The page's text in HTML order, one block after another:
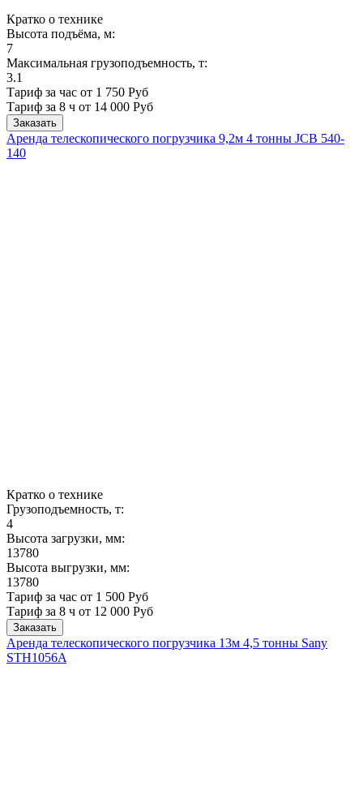
Кратко о технике
Высота подъёма, м:
7
Максимальная грузоподъемность, т:
3.1
Тариф за час от 1 750 Руб
Тариф за 8 ч от 14 000 Руб
Заказать
Аренда телескопического погрузчика 9,2м 4 тонны JCB 540-
140
Кратко о технике
Грузоподъемность, т:
4
Высота загрузки, мм:
13780
Высота выгрузки, мм:
13780
Тариф за час от 1 500 Руб
Тариф за 8 ч от 12 000 Руб
Заказать
Аренда телескопического погрузчика 13м 4,5 тонны Sany
STH1056A